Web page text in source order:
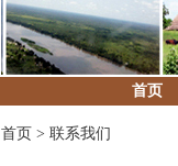
首页
首页 > 联系我们